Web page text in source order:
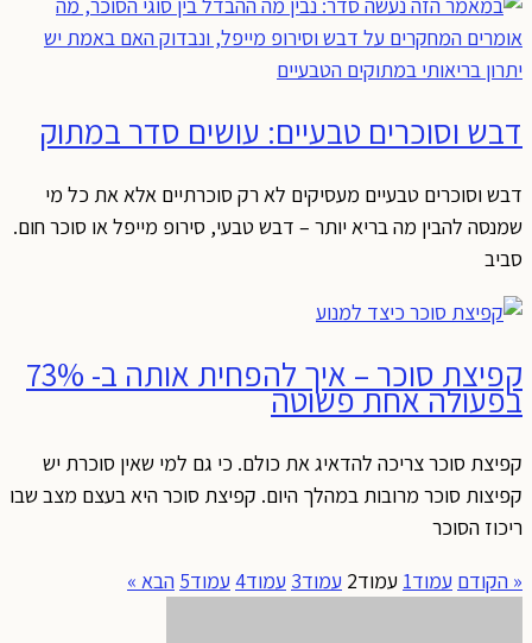
דבש וסוכרים טבעיים: עושים סדר במתוק
דבש וסוכרים טבעיים מעסיקים לא רק סוכרתיים אלא את כל מי
שמנסה להבין מה בריא יותר – דבש טבעי, סירופ מייפל או סוכר חום.
סביב
קפיצת סוכר – איך להפחית אותה ב- 73%
בפעולה אחת פשוטה
קפיצת סוכר צריכה להדאיג את כולם. כי גם למי שאין סוכרת יש
קפיצות סוכר מרובות במהלך היום. קפיצת סוכר היא בעצם מצב שבו
ריכוז הסוכר
« הקודם עמוד1 עמוד2 עמוד3 עמוד4 עמוד5 הבא »